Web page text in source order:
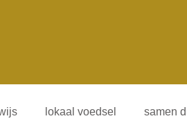
lokaal voedsel samen